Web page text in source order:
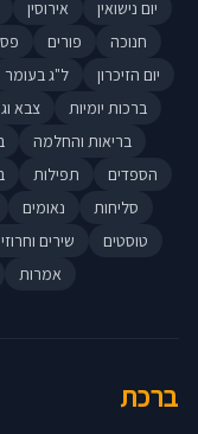
יום נישואין
אירוסין
חנוכה
פורים
יום הזיכרון
ל"ג בעומר
ברכות יומיות
צבא
בריאות והחלמה
הספדים
תפילות
סליחות
נאומים
טוסטים
שירים
אמרות
ברכת